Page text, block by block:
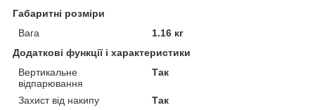
Габаритні розміри
Вага
1.16 кг
Додаткові функції і характеристики
Вертикальне
відпарювання
Так
Захист від накипу
Так